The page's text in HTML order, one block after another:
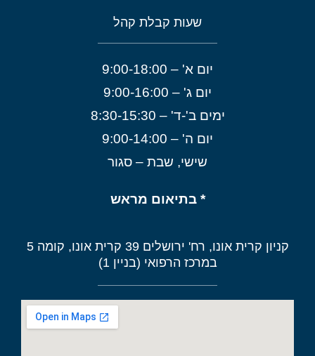
שעות קבלת קהל
יום א' – 9:00-18:00
יום ג' – 9:00-16:00
ימים ב'-ד' – 8:30-15:30
יום ה' – 9:00-14:00
שישי, שבת – סגור
* בתיאום מראש
קניון קרית אונו, רח' ירושלים 39 קרית אונו, קומה 5
במרכז הרפואי (בניין 1)